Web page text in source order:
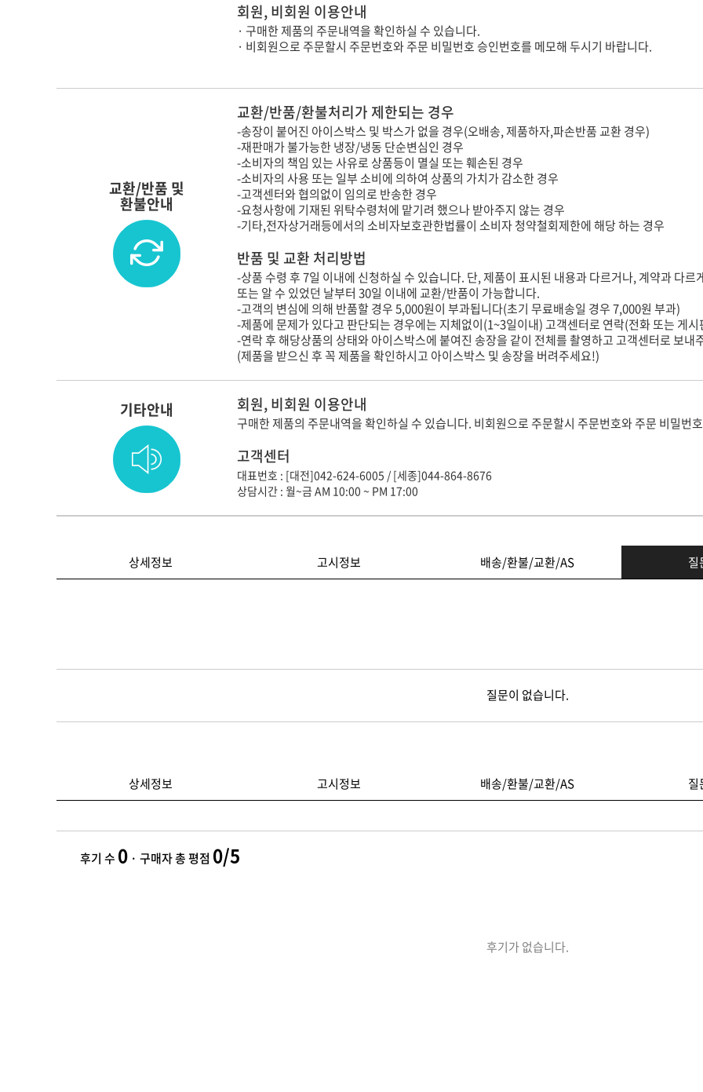
회원, 비회원 이용안내
· 구매한 제품의 주문내역을 확인하실 수 있습니다.
· 비회원으로 주문할시 주문번호와 주문 비밀번호 승인번호를 메모해 두시기 바랍니다.
교환/반품 및
환불안내
교환/반품/환불처리가 제한되는 경우
-송장이 붙어진 아이스박스 및 박스가 없을 경우(오배송, 제품하자,파손반품 교환 경우)
-재판매가 불가능한 냉장/냉동 단순변심인 경우
-소비자의 책임 있는 사유로 상품등이 멸실 또는 훼손된 경우
-소비자의 사용 또는 일부 소비에 의하여 상품의 가치가 감소한 경우
-고객센터와 협의없이 임의로 반송한 경우
-요청사항에 기재된 위탁수령처에 맡기려 했으나 받아주지 않는 경우
-기타,전자상거래등에서의 소비자보호관한법률이 소비자 청약철회제한에 해당 하는 경우
반품 및 교환 처리방법
-상품 수령 후 7일 이내에 신청하실 수 있습니다. 단, 제품이 표시된 내용과 다르거나, 계약과 다
또는 알 수 있었던 날부터 30일 이내에 교환/반품이 가능합니다.
-고객의 변심에 의해 반품할 경우 5,000원이 부과됩니다(초기 무료배송일 경우 7,000원 부과)
-제품에 문제가 있다고 판단되는 경우에는 지체없이(1~3일이내) 고객센터로 연락(전화 또는 게
-연락 후 해당상품의 상태와 아이스박스에 붙여진 송장을 같이 전체를 촬영하고 고객센터로 보
(제품을 받으신 후 꼭 제품을 확인하시고 아이스박스 및 송장을 버려주세요!)
기타안내 회원, 비회원 이용안내
구매한 제품의 주문내역을 확인하실 수 있습니다. 비회원으로 주문할시 주문번호와 주문 비밀번
고객센터
대표번호 : [대전]042-624-6005 / [세종]044-864-8676
상담시간 : 월~금 AM 10:00 ~ PM 17:00
상세정보 고시정보 배송/환불/교환/AS 질
질문이 없습니다.
상세정보 고시정보 배송/환불/교환/AS 질
후기 수 0 · 구매자 총 평점 0/5
후기가 없습니다.